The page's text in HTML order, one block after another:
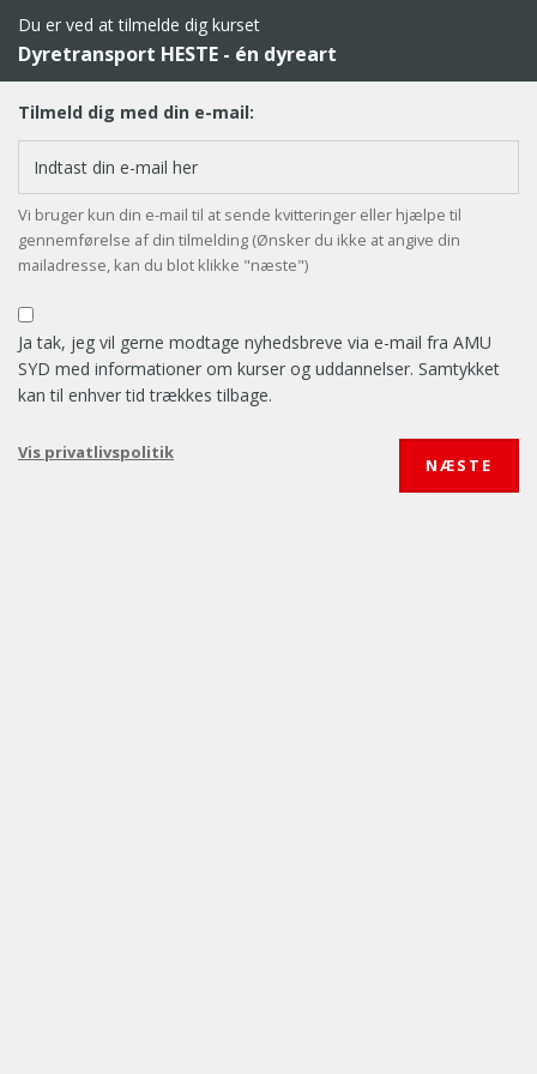
Du er ved at tilmelde dig kurset
Dyretransport HESTE - én dyreart
Tilmeld dig med din e-mail:
Vi bruger kun din e-mail til at sende kvitteringer eller hjælpe til
gennemførelse af din tilmelding (Ønsker du ikke at angive din
mailadresse, kan du blot klikke "næste")
Ja tak, jeg vil gerne modtage nyhedsbreve via e-mail fra AMU
SYD med informationer om kurser og uddannelser. Samtykket
kan til enhver tid trækkes tilbage.
Vis privatlivspolitik